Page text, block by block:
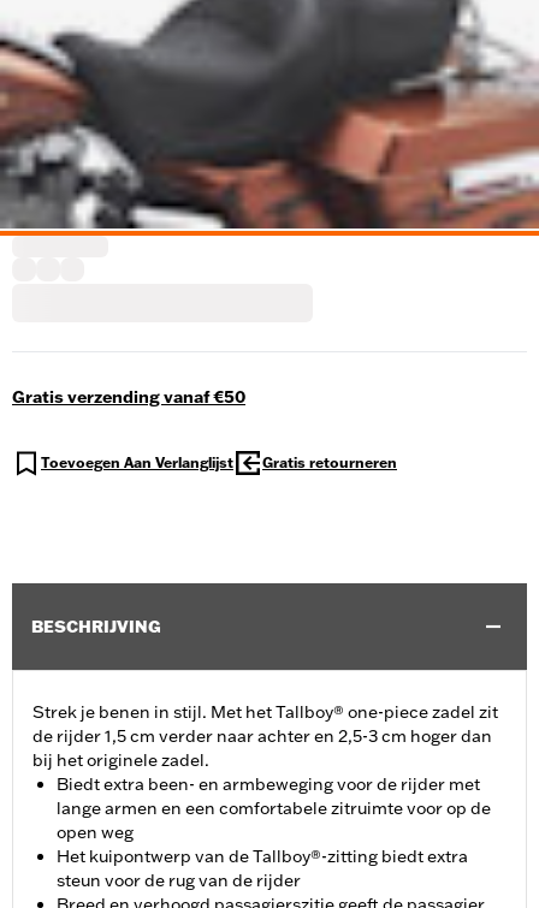
Gratis verzending vanaf €50
Toevoegen Aan Verlanglijst Gratis retourneren
BESCHRIJVING
Strek je benen in stijl. Met het Tallboy® one-piece zadel zit
de rijder 1,5 cm verder naar achter en 2,5-3 cm hoger dan
bij het originele zadel.
Biedt extra been- en armbeweging voor de rijder met
lange armen en een comfortabele zitruimte voor op de
open weg
Het kuipontwerp van de Tallboy®-zitting biedt extra
steun voor de rug van de rijder